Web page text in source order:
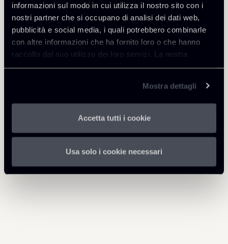
informazioni sul modo in cui utilizza il nostro sito con i
nostri partner che si occupano di analisi dei dati web,
pubblicità e social media, i quali potrebbero combinarle
con altre informazioni che ha fornito loro o che hanno
raccolto dal suo utilizzo dei loro servizi. La nostra
informativa privacy è disponibilequi.
Mostra dettagli
Accetta tutti i cookie
Usa solo i cookie necessari
Scarica Allegati
1807-Public-Law--Regulatory-
and-Authorities.pdf
Torna agli Insights